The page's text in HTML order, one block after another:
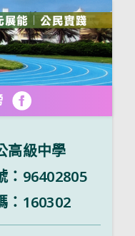
FB
高級中學
：96402805
：160302